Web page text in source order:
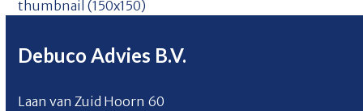
thumbnail (150x150)
Debuco Advies B.V.
Laan van Zuid Hoorn 60